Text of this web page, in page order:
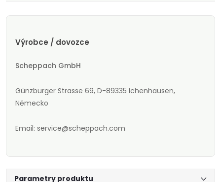
Výrobce / dovozce
Scheppach GmbH
Günzburger Strasse 69, D-89335 Ichenhausen,
Německo
Email: service@scheppach.com
Parametry produktu